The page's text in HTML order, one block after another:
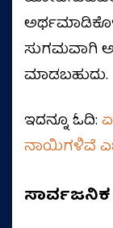
ಸುಗಮವಾಗಿ
ಮಾಡಬಹುದು.
ಇದನ್ನೂ ಓದಿ:
ನಾಯಿಗಳಿವೆ
ಸಾರ್ವಜನಿಕ